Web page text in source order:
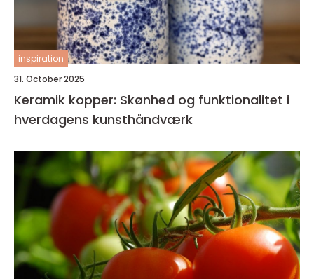
inspiration
31. October 2025
Keramik kopper: Skønhed og funktionalitet i
hverdagens kunsthåndværk